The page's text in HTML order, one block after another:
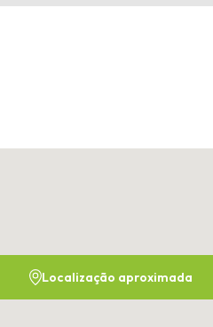
Localização aproximada